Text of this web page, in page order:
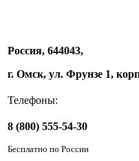
Россия, 644043,
г. Омск, ул. Фрунзе 1,
Телефоны:
8 (800) 555-54-30
Бесплатно по России